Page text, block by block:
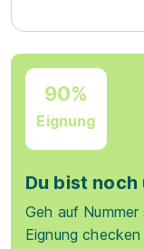
90%
Eignung
Du bist
Geh auf
Eignung